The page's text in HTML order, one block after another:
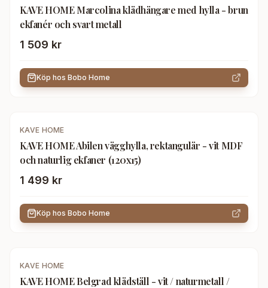
KAVE HOME Marcolina klädhängare med hylla - brun
ekfanér och svart metall
1 509 kr
Köp hos Bobo Home
KAVE HOME
KAVE HOME Abilen vägghylla, rektangulär - vit MDF
och naturlig ekfaner (120x15)
1 499 kr
Köp hos Bobo Home
KAVE HOME
KAVE HOME Belgrad klädställ - vit / naturmetall /